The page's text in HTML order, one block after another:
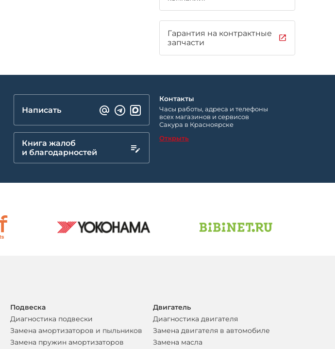
Гарантия на контрактные
запчасти
Написать
Книга жалоб
и благодарностей
Контакты
Часы работы, адреса и телефоны
всех магазинов и сервисов
Сакура в Красноярске
Открыть
Подвеска
Диагностика подвески
Замена амортизаторов и пыльников
Замена пружин амортизаторов
Двигатель
Диагностика двигателя
Замена двигателя в автомобиле
Замена масла